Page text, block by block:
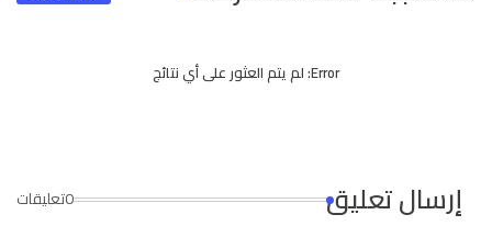
Error: لم يتم العثور على أي نتائج
إرسال تعليق 0تعليقات